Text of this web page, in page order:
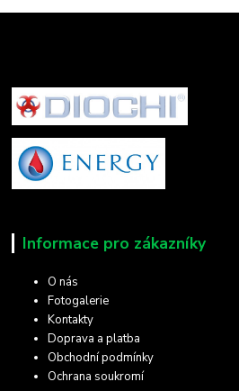
Informace pro zákazníky
O nás
Fotogalerie
Kontakty
Doprava a platba
Obchodní podmínky
Ochrana soukromí